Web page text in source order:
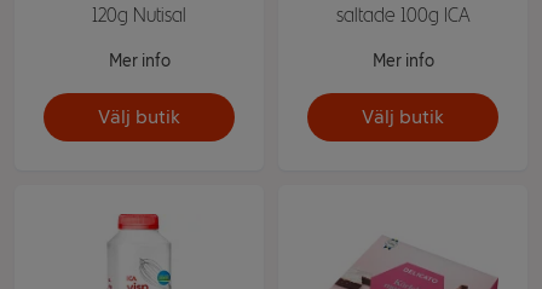
120g Nutisal
Mer info
Välj butik
saltade 100g ICA
Mer info
Välj butik